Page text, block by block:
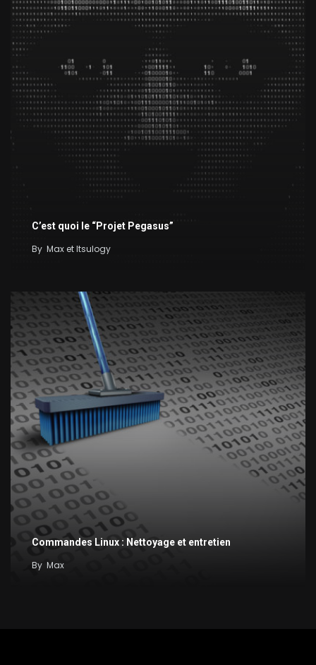
C’est quoi le “Projet Pegasus”
By Max et Itsulogy
Commandes Linux : Nettoyage et entretien
By Max